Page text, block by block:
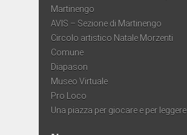
Martinengo
AVIS – Sezione di Martinengo
Circolo artistico Natale Morzenti
Comune
Diapason
Museo Virtuale
Pro Loco
Una piazza per giocare e per leggere